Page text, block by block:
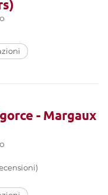
- Margaux